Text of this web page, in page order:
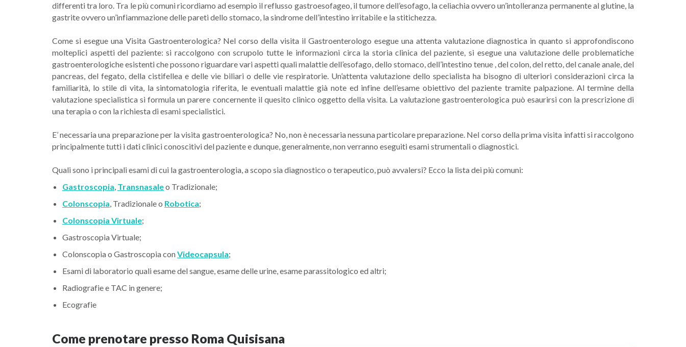
differenti tra loro. Tra le più comuni ricordiamo ad esempio il reflusso gastroesofageo, il tumore dell’esofago, la celiachia ovvero un’intolleranza permanente al glutine, la
gastrite ovvero un’infiammazione delle pareti dello stomaco, la sindrome dell’intestino irritabile e la stitichezza.
Come si esegue una Visita Gastroenterologica? Nel corso della visita il Gastroenterologo esegue una attenta valutazione diagnostica in quanto si approfondiscono
molteplici aspetti del paziente: si raccolgono con scrupolo tutte le informazioni circa la storia clinica del paziente, si esegue una valutazione delle problematiche
gastroenterologiche esistenti che possono riguardare vari aspetti quali malattie dell’esofago, dello stomaco, dell’intestino tenue , del colon, del retto, del canale anale, del
pancreas, del fegato, della cistifellea e delle vie biliari o delle vie respiratorie. Un’attenta valutazione dello specialista ha bisogno di ulteriori considerazioni circa la
familiarità, lo stile di vita, la sintomatologia riferita, le eventuali malattie già note ed infine dell’esame obiettivo del paziente tramite palpazione. Al termine della
valutazione specialistica si formula un parere concernente il quesito clinico oggetto della visita. La valutazione gastroenterologica può esaurirsi con la prescrizione di
una terapia o con la richiesta di esami specialistici.
E’ necessaria una preparazione per la visita gastroenterologica? No, non è necessaria nessuna particolare preparazione. Nel corso della prima visita infatti si raccolgono
principalmente tutti i dati clinici conoscitivi del paziente e dunque, generalmente, non verranno eseguiti esami strumentali o diagnostici.
Quali sono i principali esami di cui la gastroenterologia, a scopo sia diagnostico o terapeutico, può avvalersi? Ecco la lista dei più comuni:
Gastroscopia, Transnasaleo Tradizionale;
Colonscopia, Tradizionale o Robotica;
Colonscopia Virtuale;
Gastroscopia Virtuale;
Colonscopia o Gastroscopia conVideocapsula;
Esami di laboratorio quali esame del sangue, esame delle urine, esame parassitologico ed altri;
Radiografie e TAC in genere;
Ecografie
Come prenotare presso Roma Quisisana